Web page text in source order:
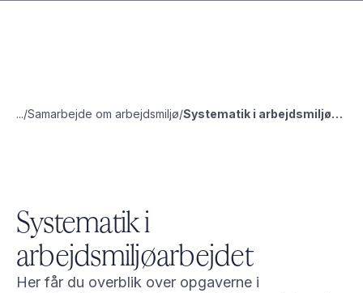
... Samarbejde om arbejdsmiljø Systematik i arbejdsmiljøarbejdet
Systematik i
arbejdsmiljøarbejdet
Her får du overblik over opgaverne i